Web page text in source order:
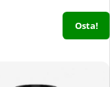
Osta!